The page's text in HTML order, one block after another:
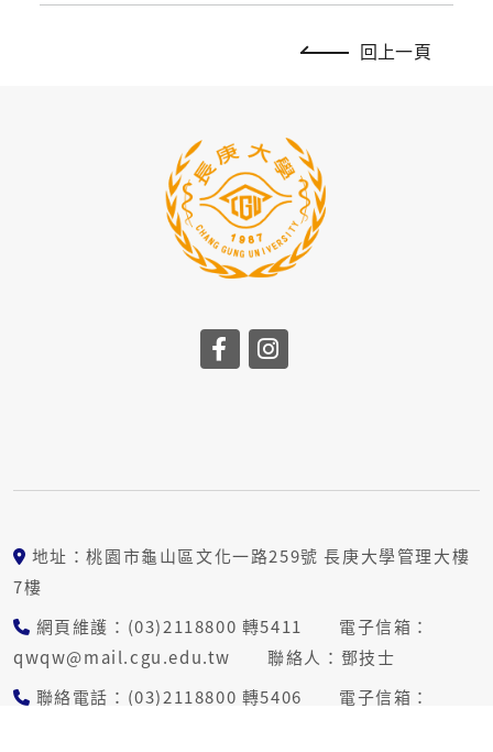
回上一頁
地址：桃園市龜山區文化一路259號 長庚大學管理大樓
7樓
網頁維護：(03)2118800 轉5411 電子信箱：
qwqw@mail.cgu.edu.tw 聯絡人：鄧技士
聯絡電話：(03)2118800 轉5406 電子信箱：